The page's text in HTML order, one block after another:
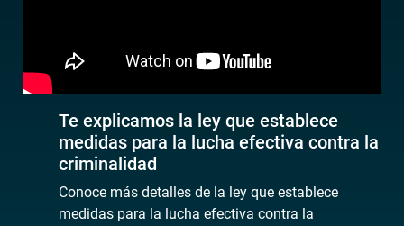
Te explicamos la ley que establece
medidas para la lucha efectiva contra la
criminalidad
Conoce más detalles de la ley que establece
medidas para la lucha efectiva contra la